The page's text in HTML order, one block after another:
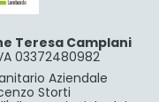
Teresa Camplani
03372480982
Aziendale
Storti